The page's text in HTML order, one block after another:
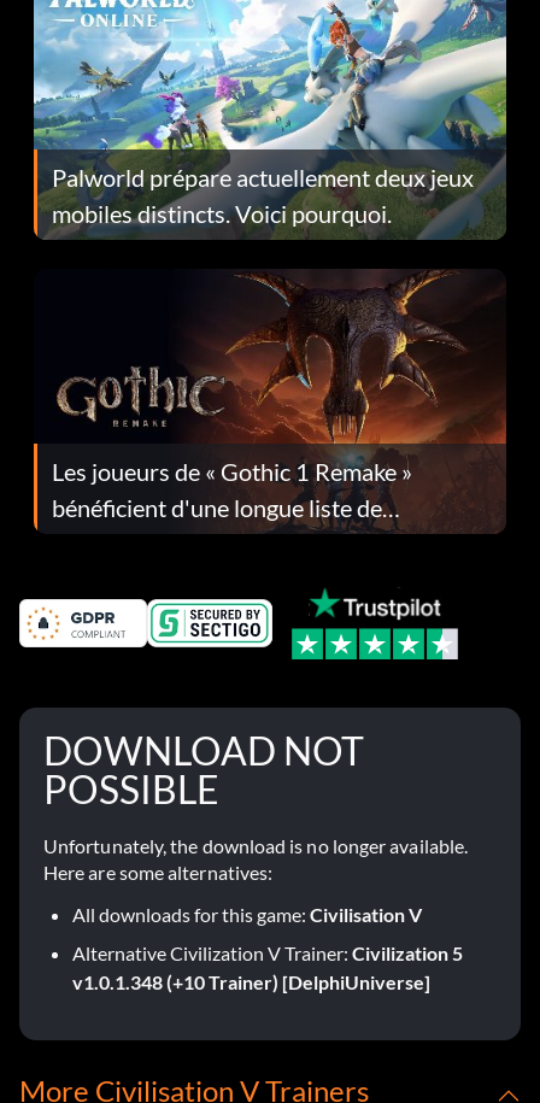
Palworld prépare actuellement deux jeux
mobiles distincts. Voici pourquoi.
Les joueurs de « Gothic 1 Remake »
bénéficient d'une longue liste de
corrections dans la mise à jour 1.0.4
DOWNLOAD NOT
POSSIBLE
Unfortunately, the download is no longer available.
Here are some alternatives:
All downloads for this game: Civilisation V
Alternative Civilization V Trainer: Civilization 5
v1.0.1.348 (+10 Trainer) [DelphiUniverse]
More Civilisation V Trainers